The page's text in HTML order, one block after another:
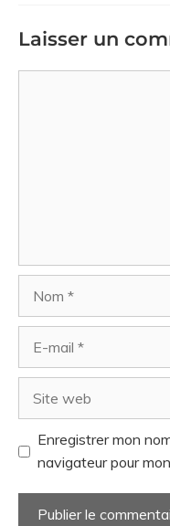
Laisser un
Enregistrer mon
navigateur pour